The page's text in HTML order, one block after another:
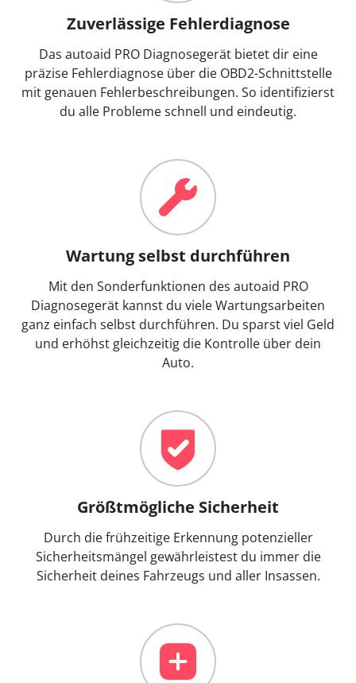
Zuverlässige Fehlerdiagnose
Das autoaid PRO Diagnosegerät bietet dir eine
präzise Fehlerdiagnose über die OBD2-Schnittstelle
mit genauen Fehlerbeschreibungen. So identifizierst
du alle Probleme schnell und eindeutig.
Wartung selbst durchführen
Mit den Sonderfunktionen des autoaid PRO
Diagnosegerät kannst du viele Wartungsarbeiten
ganz einfach selbst durchführen. Du sparst viel Geld
und erhöhst gleichzeitig die Kontrolle über dein
Auto.
Größtmögliche Sicherheit
Durch die frühzeitige Erkennung potenzieller
Sicherheitsmängel gewährleistest du immer die
Sicherheit deines Fahrzeugs und aller Insassen.